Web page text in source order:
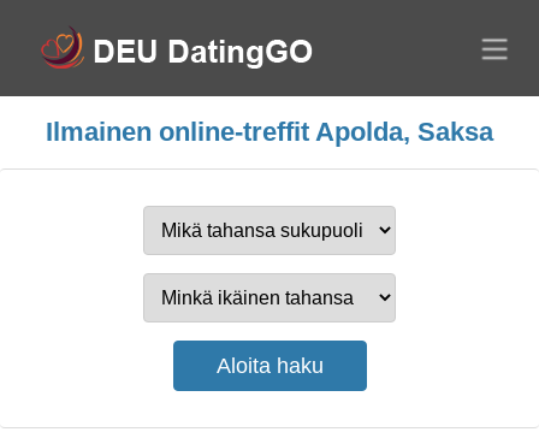
Ilmainen online-treffit Apolda, Saksa